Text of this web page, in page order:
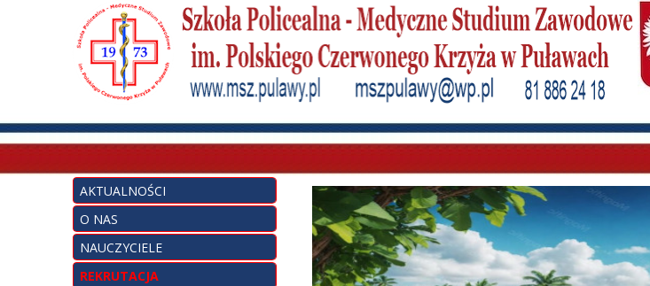
AKTUALNOŚCI
O NAS
NAUCZYCIELE
REKRUTACJA